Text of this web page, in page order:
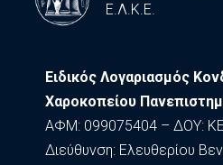
Ε.Λ.Κ.Ε.
Ειδικός Λογαριασμός
Χαροκοπείου
ΑΦΜ: 099075404 – ΔΟΥ:
Διεύθυνση: Ελευθερίου